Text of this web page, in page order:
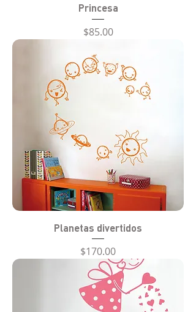
Princesa
Precio
$85.00
Planetas divertidos
Precio
$170.00